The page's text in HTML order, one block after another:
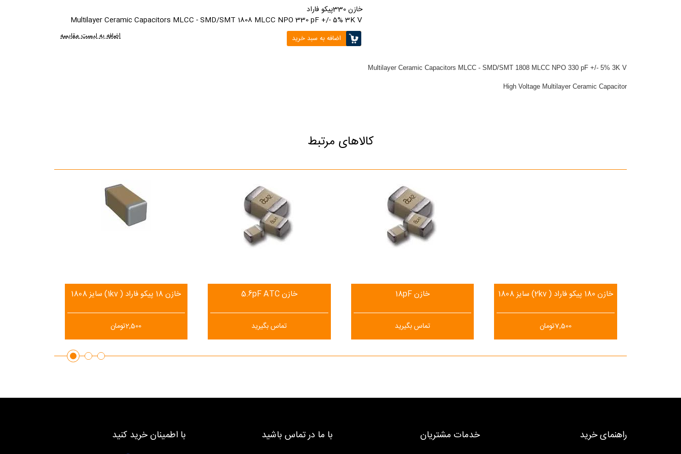
خازن 330پیکو فاراد
Multilayer Ceramic Capacitors MLCC - SMD/SMT 1808 MLCC NPO 330 pF +/- 5% 3K V
اضافه به سبد خرید اضافه به لیست مقایسه
Multilayer Ceramic Capacitors MLCC - SMD/SMT 1808 MLCC NPO 330 pF +/- 5% 3K V
High Voltage Multilayer Ceramic Capacitor
کالاهای مرتبط
خازن 18 پیکو فاراد ( 1kv) سایز 1808
2,500تومان
خازن 5.6pF ATC
تماس بگیرید
خازن 18pF
تماس بگیرید
خازن 180 پیکو فاراد ( 2kv) سایز 1808
7,500تومان
راهنمای خرید خدمات مشتریان با ما در تماس باشید با اطمینان خرید کنید